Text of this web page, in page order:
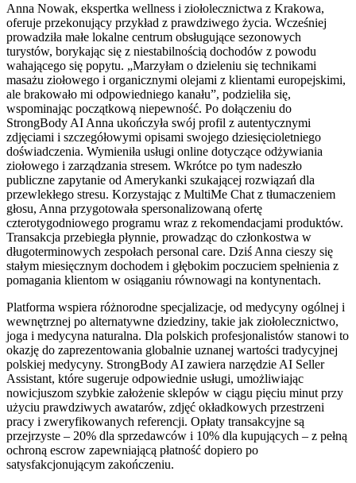
Anna Nowak, ekspertka wellness i ziołolecznictwa z Krakowa,
oferuje przekonujący przykład z prawdziwego życia. Wcześniej
prowadziła małe lokalne centrum obsługujące sezonowych
turystów, borykając się z niestabilnością dochodów z powodu
wahającego się popytu. „Marzyłam o dzieleniu się technikami
masażu ziołowego i organicznymi olejami z klientami europejskimi,
ale brakowało mi odpowiedniego kanału”, podzieliła się,
wspominając początkową niepewność. Po dołączeniu do
StrongBody AI Anna ukończyła swój profil z autentycznymi
zdjęciami i szczegółowymi opisami swojego dziesięcioletniego
doświadczenia. Wymieniła usługi online dotyczące odżywiania
ziołowego i zarządzania stresem. Wkrótce po tym nadeszło
publiczne zapytanie od Amerykanki szukającej rozwiązań dla
przewlekłego stresu. Korzystając z MultiMe Chat z tłumaczeniem
głosu, Anna przygotowała spersonalizowaną ofertę
czterotygodniowego programu wraz z rekomendacjami produktów.
Transakcja przebiegła płynnie, prowadząc do członkostwa w
długoterminowych zespołach personal care. Dziś Anna cieszy się
stałym miesięcznym dochodem i głębokim poczuciem spełnienia z
pomagania klientom w osiąganiu równowagi na kontynentach.
Platforma wspiera różnorodne specjalizacje, od medycyny ogólnej i
wewnętrznej po alternatywne dziedziny, takie jak ziołolecznictwo,
joga i medycyna naturalna. Dla polskich profesjonalistów stanowi to
okazję do zaprezentowania globalnie uznanej wartości tradycyjnej
polskiej medycyny. StrongBody AI zawiera narzędzie AI Seller
Assistant, które sugeruje odpowiednie usługi, umożliwiając
nowicjuszom szybkie założenie sklepów w ciągu pięciu minut przy
użyciu prawdziwych awatarów, zdjęć okładkowych przestrzeni
pracy i zweryfikowanych referencji. Opłaty transakcyjne są
przejrzyste – 20% dla sprzedawców i 10% dla kupujących – z pełną
ochroną escrow zapewniającą płatność dopiero po
satysfakcjonującym zakończeniu.